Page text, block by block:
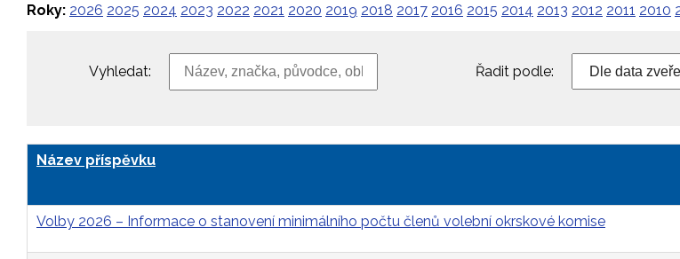
Roky: 2026 2025 2024 2023 2022 2021 2020 2019 2018 2017 2016 2015 2014 2013 2012 2011 2010
Vyhledat: Řadit podle:
Název příspěvku
Volby 2026 – Informace o stanovení minimálního počtu členů volební okrskové komise